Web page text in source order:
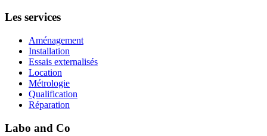
Les services
Aménagement
Installation
Essais externalisés
Location
Métrologie
Qualification
Réparation
Labo and Co